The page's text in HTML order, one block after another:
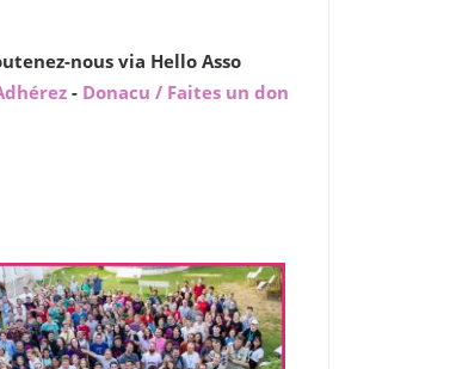
nous via Hello Asso
- Donacu / Faites un don